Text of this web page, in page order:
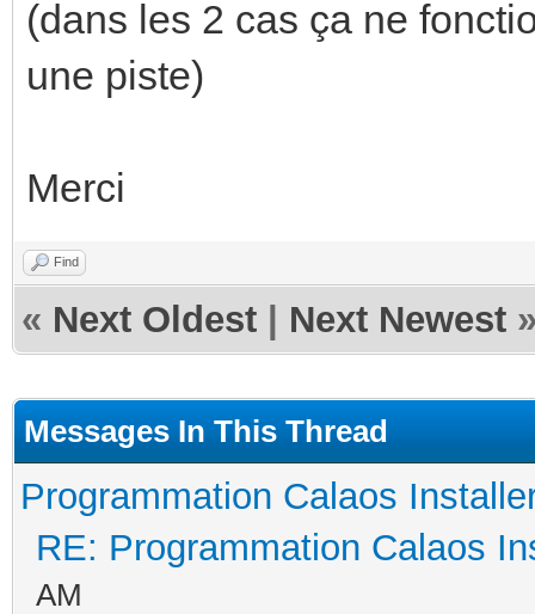
(dans les 2 cas ça ne
une piste)
Merci
Find
« Next Oldest Next Newest
Messages In This Thread
Programmation Calaos
RE: Programmation Calaos
AM